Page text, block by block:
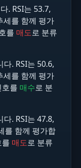
. RSI는 53.7,
세를 함께 평가
를 매도로 분류
. RSI는 50.6,
세를 함께 평가
를 매수로 분
. RSI는 47.8,
를 함께 평가합
매도로 분류